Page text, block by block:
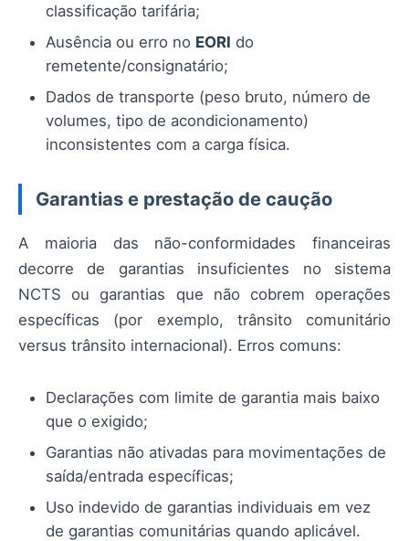
classificação tarifária;
Ausência ou erro no EORI do
remetente/consignatário;
Dados de transporte (peso bruto, número de
volumes, tipo de acondicionamento)
inconsistentes com a carga física.
Garantias e prestação de caução
A maioria das não-conformidades financeiras
decorre de garantias insuficientes no sistema
NCTS ou garantias que não cobrem operações
específicas (por exemplo, trânsito comunitário
versus trânsito internacional). Erros comuns:
Declarações com limite de garantia mais baixo
que o exigido;
Garantias não ativadas para movimentações de
saída/entrada específicas;
Uso indevido de garantias individuais em vez
de garantias comunitárias quando aplicável.